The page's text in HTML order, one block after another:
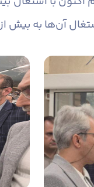
از ۸۰۰ نفر ارتقا یابد.